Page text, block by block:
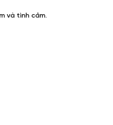
và tình cảm.